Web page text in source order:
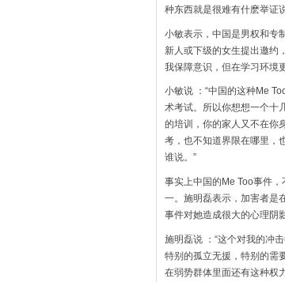
种东西就是很难有什麽举证
小敏表示，中国是男权和专
新人或下级的女生提出邀约
我保障意识，但在学习环境
小敏说 ：“中国的这种Me
术考试。所以你想想一个十
的培训，你的家人又不在你
考，也不知道界限在哪里，
谁说。”
事实上中国的Me Too事件
一。施明磊表示，加害者是
事件对她造成很大的心理阴影
施明磊说 ：“这个对我的冲
特别的孤立无援，特别的需
在弱势群体里面还有这种权